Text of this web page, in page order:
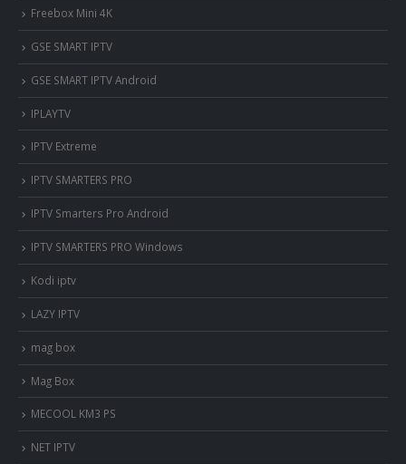
Freebox Mini 4K
‎GSE SMART IPTV
GSE SMART IPTV Android
IPLAYTV
IPTV Extreme
IPTV SMARTERS PRO
IPTV Smarters Pro Android
IPTV SMARTERS PRO Windows
Kodi iptv
LAZY IPTV
mag box
Mag Box
MECOOL KM3 PS
NET IPTV